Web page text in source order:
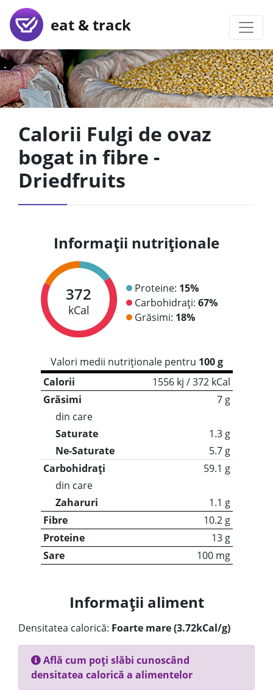
eat & track
Calorii Fulgi de ovaz
bogat in fibre -
Driedfruits
Informații nutriționale
372
kCal
Proteine: 15%
Carbohidrați: 67%
Grăsimi: 18%
Valori medii nutriționale pentru 100 g
Calorii
1556 kj / 372 kCal
Grăsimi
7 g
din care
Saturate
1.3 g
Ne-Saturate
5.7 g
Carbohidrați
59.1 g
din care
Zaharuri
1.1 g
Fibre
10.2 g
Proteine
13 g
Sare
100 mg
Informații aliment
Densitatea calorică: Foarte mare (3.72kCal/g)
Află cum poți slăbi cunoscând
densitatea calorică a alimentelor